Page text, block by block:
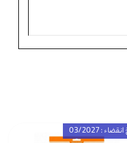
: 03/2027